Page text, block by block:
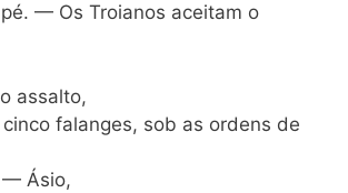
— Os Troianos aceitam o
assalto,
falanges, sob as ordens de
— Ásio,